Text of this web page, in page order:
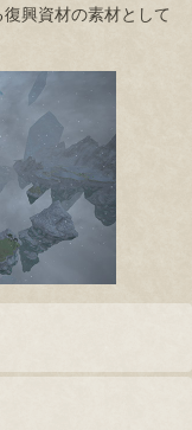
興資材の素材として